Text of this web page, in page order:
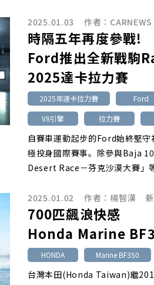
2025.01.03 作者： CARNEWS
時隔五年再度參戰!
Ford推出全新戰
2025達卡拉力賽
2025年達卡拉力賽 Ford
V8引擎
拉力賽
自賽車運動起步的Ford始終堅
極投身國際賽事。除參與Baja
Desert Race－芬克沙漠大賽」
2025.01.02 作者：楊智漢
700匹飆浪快感
Honda Marine
HONDA Marine BF350
台灣本田(Honda Taiwan)繼